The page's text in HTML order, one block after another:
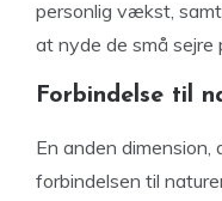
personlig vækst,
at nyde de små sejre
Forbindelse til
En anden dimension,
forbindelsen til